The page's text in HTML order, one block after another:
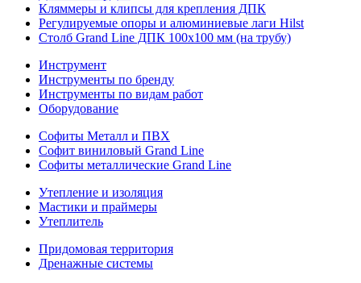
Кляммеры и клипсы для крепления ДПК
Регулируемые опоры и алюминиевые лаги Hilst
Столб Grand Line ДПК 100х100 мм (на трубу)
Инструмент
Инструменты по бренду
Инструменты по видам работ
Оборудование
Софиты Металл и ПВХ
Софит виниловый Grand Line
Софиты металлические Grand Line
Утепление и изоляция
Мастики и праймеры
Утеплитель
Придомовая территория
Дренажные системы